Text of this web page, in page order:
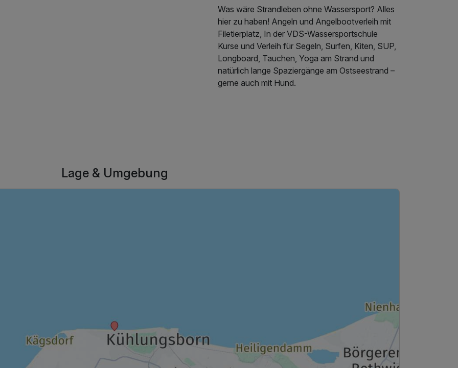
Was wäre Strandleben ohne Wassersport? Alles
hier zu haben! Angeln und Angelbootverleih mit
Filetierplatz, In der VDS-Wassersportschule
Kurse und Verleih für Segeln, Surfen, Kiten, SUP,
Longboard, Tauchen, Yoga am Strand und
natürlich lange Spaziergänge am Ostseestrand –
gerne auch mit Hund.
Lage & Umgebung